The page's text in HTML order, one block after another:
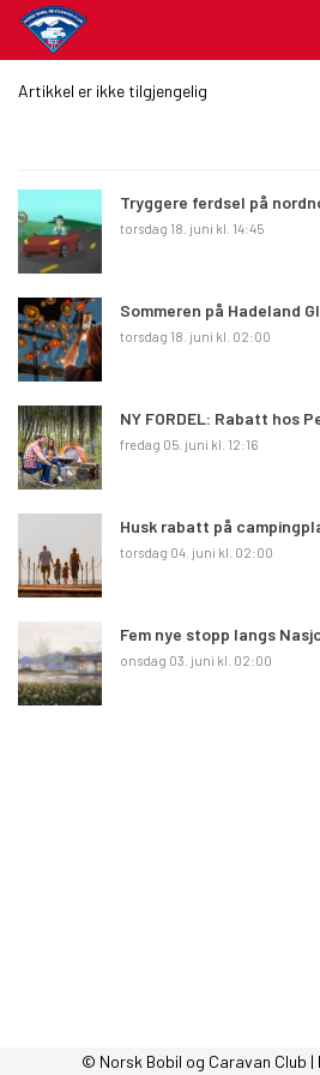
Artikkel er ikke tilgjengelig
Tryggere ferdsel på
torsdag 18. juni kl. 14:45
Sommeren på Hadeland
torsdag 18. juni kl. 02:00
NY FORDEL: Rabatt hos
fredag 05. juni kl. 12:16
Husk rabatt på
torsdag 04. juni kl. 02:00
Fem nye stopp langs
onsdag 03. juni kl. 02:00
© Norsk Bobil og Caravan Club |